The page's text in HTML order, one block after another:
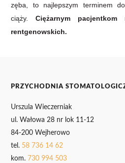
zęba, to najlepszym terminem
ciąży.Ciężarnym
rentgenowskich.
PRZYCHODNIA
Urszula Wieczerniak
ul. Wałowa 28 nr lok 11-12
84-200 Wejherowo
tel. 58 736 14 62
kom. 730 994 503